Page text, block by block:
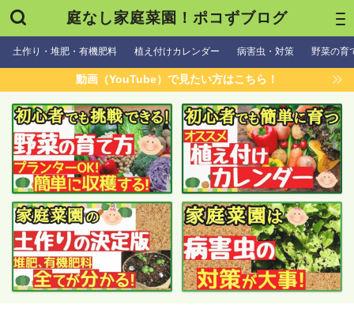
庭なし家庭菜園！ポコずブログ
土作り・堆肥・有機肥料 植え付けカレンダー 病害虫・対策 野菜の育
動画（YouTube）で見たい方はこちら！